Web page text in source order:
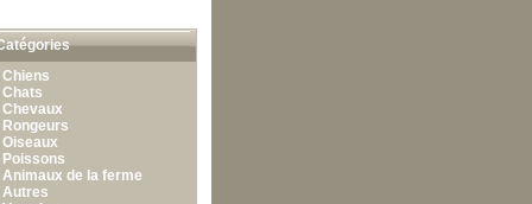
Chiens
Chats
Chevaux
Rongeurs
Oiseaux
Poissons
Animaux de la ferme
Autres